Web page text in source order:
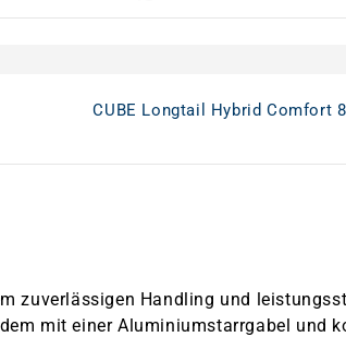
CUBE Longtail Hybrid Comfort
zuverlässigen Handling und
mit einer Aluminiumstarrgabel und